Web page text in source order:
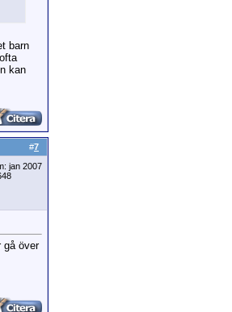
barn
kan
#7
jan 2007
gå över